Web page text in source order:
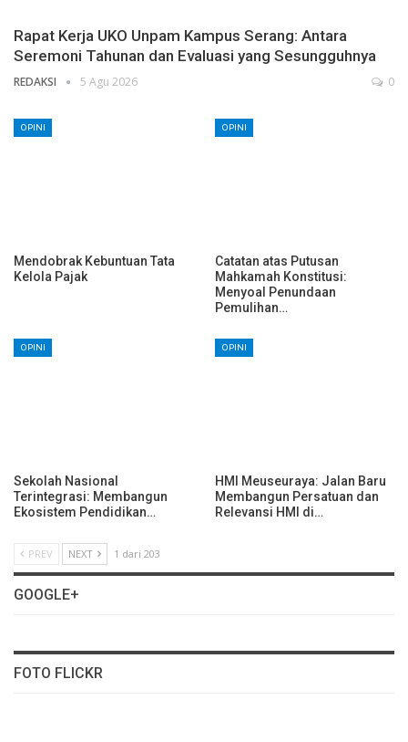
Rapat Kerja UKO Unpam Kampus Serang: Antara
Seremoni Tahunan dan Evaluasi yang Sesungguhnya
REDAKSI 5 Agu 2026 0
OPINI
Mendobrak Kebuntuan Tata
Kelola Pajak
OPINI
Catatan atas Putusan
Mahkamah Konstitusi:
Menyoal Penundaan
Pemulihan…
OPINI
Sekolah Nasional
Terintegrasi: Membangun
Ekosistem Pendidikan…
OPINI
HMI Meuseuraya: Jalan Baru
Membangun Persatuan dan
Relevansi HMI di…
PREV NEXT 1 dari 203
GOOGLE+
FOTO FLICKR